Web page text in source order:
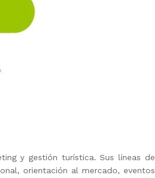
y gestión turística. Sus líneas de
orientación al mercado, eventos